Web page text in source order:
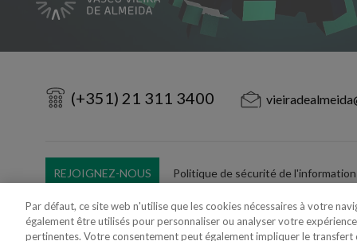
(+351) 21 311 3400
REJOIGNEZ-NOUS Politique de sécurité de l'information
Utilisation Frauduleuse du Nom/Brand
Par défaut, ce site web n'utilise que les cookies nécessaires à votre
également être utilisés pour personnaliser ou analyser votre
pertinentes. Votre consentement peut également impliquer le transfert